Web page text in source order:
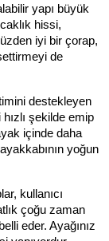
yapı büyük
hissi,
iyi bir çorap,
de
destekleyen
şekilde emip
içinde daha
yoğun
kullanıcı
çoğu zaman
eder. Ayağınız